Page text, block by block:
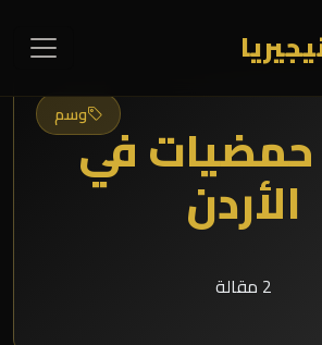
وسمفي
الأردن
2 مقالة